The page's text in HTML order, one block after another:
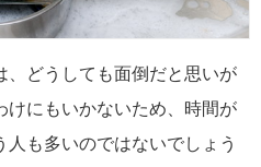
、どうしても面倒だと思いが
けにもいかないため、時間が
も多いのではないでしょう